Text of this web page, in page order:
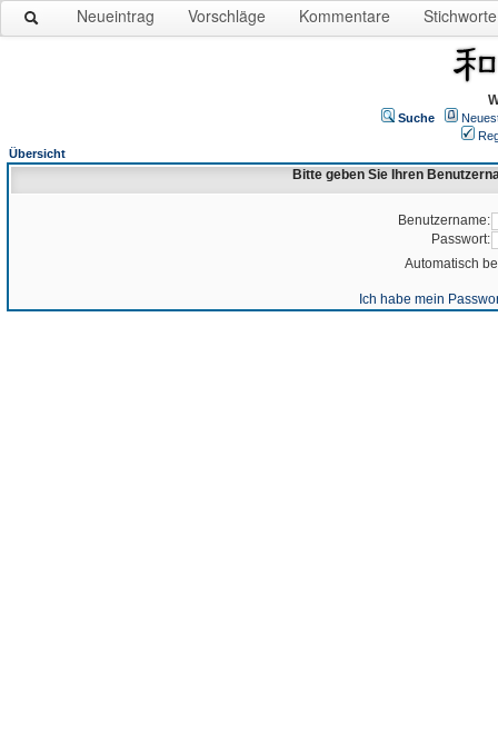
Neueintrag Vorschläge Kommentare Stichworte
Suche
Übersicht
Bitte geben Sie Ihren
Benutzername:
Passwort:
Automatisch
Ich habe mein